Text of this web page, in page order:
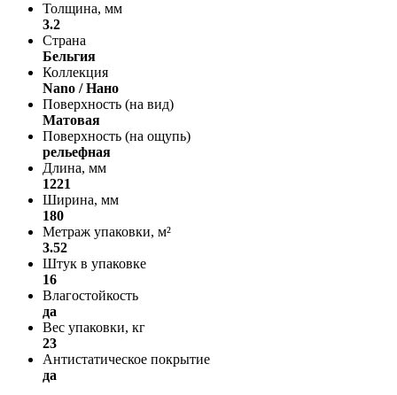
Толщина, мм
3.2
Страна
Бельгия
Коллекция
Nano / Нано
Поверхность (на вид)
Матовая
Поверхность (на ощупь)
рельефная
Длина, мм
1221
Ширина, мм
180
Метраж упаковки, м²
3.52
Штук в упаковке
16
Влагостойкость
да
Вес упаковки, кг
23
Антистатическое покрытие
да